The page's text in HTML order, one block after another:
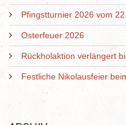
Pfingstturnier 2026 vom
Osterfeuer 2026
Rückholaktion verlängert
Festliche Nikolausfeier